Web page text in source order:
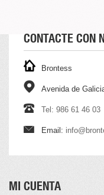
CONTACTE CON
Brontess
Avenida de
Tel: 986 61 46 03
Email:
MI CUENTA